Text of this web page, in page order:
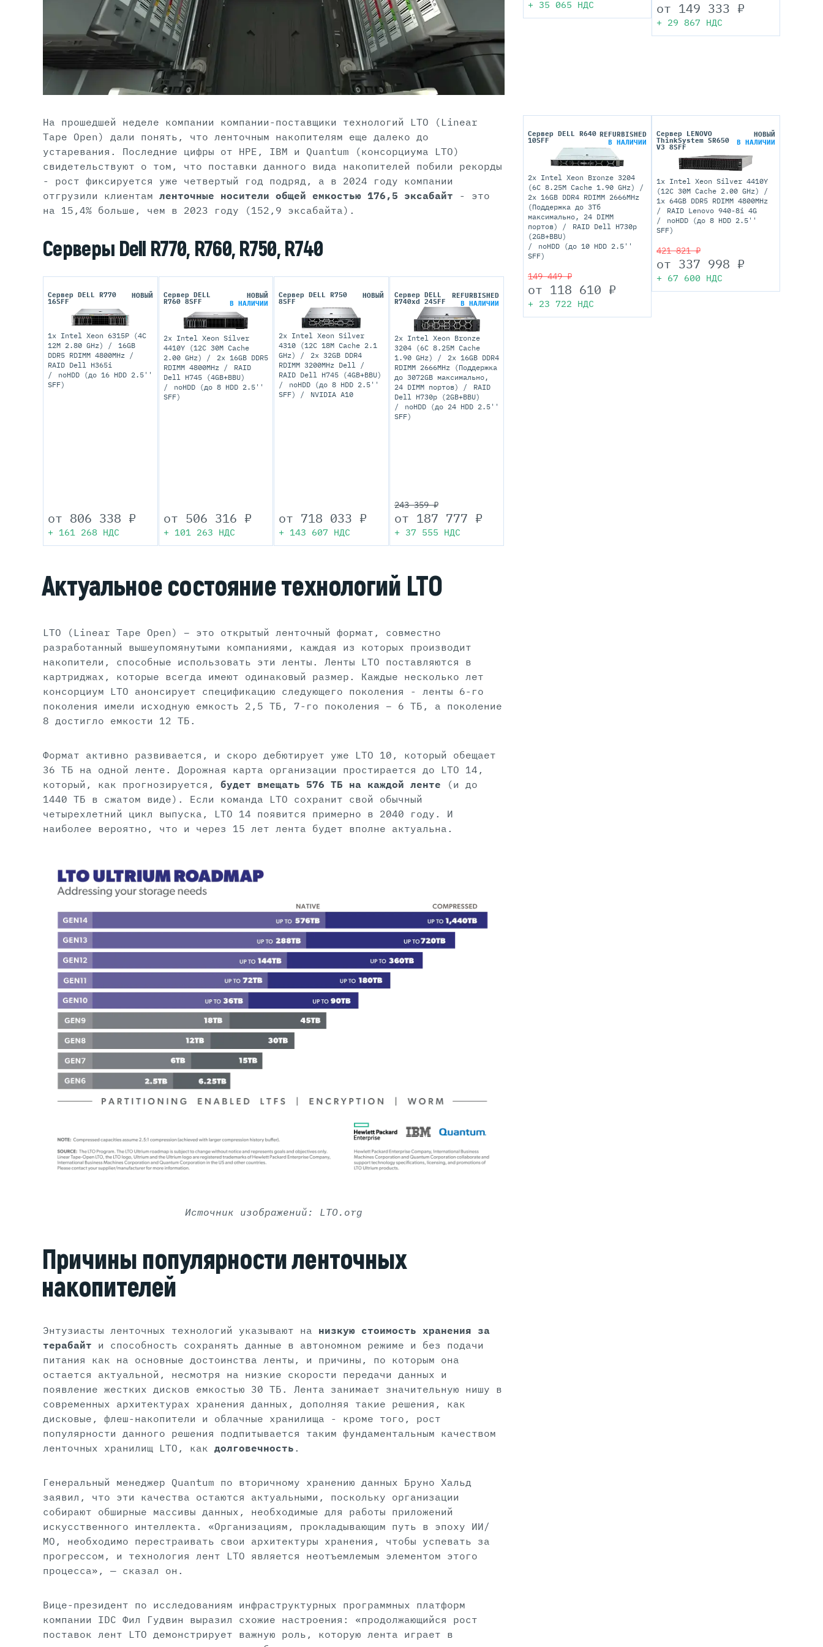
На прошедшей неделе компании компании-поставщики технологий LTO (Linear
Tape Open) дали понять, что ленточным накопителям еще далеко до
устаревания. Последние цифры от HPE, IBM и Quantum (консорциума LTO)
свидетельствуют о том, что поставки данного вида накопителей побили рекорды
- рост фиксируется уже четвертый год подряд, а в 2024 году компании
отгрузили клиентам ленточные носители общей емкостью 176,5 эксабайт - это
на 15,4% больше, чем в 2023 году (152,9 эксабайта).
Серверы Dell R770, R760, R750, R740
Сервер DELL R770
16SFF
НОВЫЙ
1x Intel Xeon 6315P (4C
12M 2.80 GHz)
16GB
DDR5 RDIMM 4800MHz
RAID Dell H365i
noHDD (до 16 HDD 2.5''
SFF)
от 806 338 ₽
+ 161 268 НДС
Сервер DELL
R760 8SFF
НОВЫЙ
В НАЛИЧИИ
2x Intel Xeon Silver
4410Y (12C 30M Cache
2.00 GHz)
2x 16GB DDR5
RDIMM 4800MHz
RAID
Dell H745 (4GB+BBU)
noHDD (до 8 HDD 2.5''
SFF)
от 506 316 ₽
+ 101 263 НДС
Сервер DELL R750
8SFF
НОВЫЙ
2x Intel Xeon Silver
4310 (12C 18M Cache 2.1
GHz)
2x 32GB DDR4
RDIMM 3200MHz Dell
RAID Dell H745 (4GB+BBU)
noHDD (до 8 HDD 2.5''
SFF)
NVIDIA A10
от 718 033 ₽
+ 143 607 НДС
Сервер DELL
R740xd 24SFF
REFURBISHED
В НАЛИЧИИ
2x Intel Xeon Bronze
3204 (6C 8.25M Cache
1.90 GHz)
2x 16GB DDR4
RDIMM 2666MHz (Поддержка
до 3072GB максимально,
24 DIMM портов)
RAID
Dell H730p (2GB+BBU)
noHDD (до 24 HDD 2.5''
SFF)
243 359 ₽
от 187 777 ₽
+ 37 555 НДС
Актуальное состояние технологий LTO
LTO (Linear Tape Open) – это открытый ленточный формат, совместно
разработанный вышеупомянутыми компаниями, каждая из которых производит
накопители, способные использовать эти ленты. Ленты LTO поставляются в
картриджах, которые всегда имеют одинаковый размер. Каждые несколько лет
консорциум LTO анонсирует спецификацию следующего поколения - ленты 6-го
поколения имели исходную емкость 2,5 ТБ, 7-го поколения – 6 ТБ, а поколение
8 достигло емкости 12 ТБ.
Формат активно развивается, и скоро дебютирует уже LTO 10, который обещает
36 ТБ на одной ленте. Дорожная карта организации простирается до LTO 14,
который, как прогнозируется, будет вмещать 576 ТБ на каждой ленте (и до
1440 ТБ в сжатом виде). Если команда LTO сохранит свой обычный
четырехлетний цикл выпуска, LTO 14 появится примерно в 2040 году. И
наиболее вероятно, что и через 15 лет лента будет вполне актуальна.
Источник изображений: LTO.org
Причины популярности ленточных
накопителей
Энтузиасты ленточных технологий указывают на низкую стоимость хранения за
терабайт и способность сохранять данные в автономном режиме и без подачи
питания как на основные достоинства ленты, и причины, по которым она
остается актуальной, несмотря на низкие скорости передачи данных и
появление жестких дисков емкостью 30 ТБ. Лента занимает значительную нишу в
современных архитектурах хранения данных, дополняя такие решения, как
дисковые, флеш-накопители и облачные хранилища - кроме того, рост
популярности данного решения подпитывается таким фундаментальным качеством
ленточных хранилищ LTO, как долговечность .
Генеральный менеджер Quantum по вторичному хранению данных Бруно Хальд
заявил, что эти качества остаются актуальными, поскольку организации
собирают обширные массивы данных, необходимые для работы приложений
искусственного интеллекта. «Организациям, прокладывающим путь в эпоху ИИ/
МО, необходимо перестраивать свои архитектуры хранения, чтобы успевать за
прогрессом, и технология лент LTO является неотъемлемым элементом этого
процесса», — сказал он.
Вице-президент по исследованиям инфраструктурных программных платформ
компании IDC Фил Гудвин выразил схожие настроения: «продолжающийся рост
поставок лент LTO демонстрирует важную роль, которую лента играет в
+ 35 065 НДС от 149 333 ₽
+ 29 867 НДС
Сервер DELL R640
10SFF
REFURBISHED
В НАЛИЧИИ
2x Intel Xeon Bronze 3204
(6C 8.25M Cache 1.90 GHz)
2x 16GB DDR4 RDIMM 2666MHz
(Поддержка до 3Тб
максимально, 24 DIMM
портов)
RAID Dell H730p
(2GB+BBU)
noHDD (до 10 HDD 2.5''
SFF)
149 449 ₽
от 118 610 ₽
+ 23 722 НДС
Сервер LENOVO
ThinkSystem SR650
V3 8SFF
НОВЫЙ
В НАЛИЧИИ
1x Intel Xeon Silver 4410Y
(12C 30M Cache 2.00 GHz)
1х 64GB DDR5 RDIMM 4800MHz
RAID Lenovo 940-8i 4G
noHDD (до 8 HDD 2.5''
SFF)
421 821 ₽
от 337 998 ₽
+ 67 600 НДС